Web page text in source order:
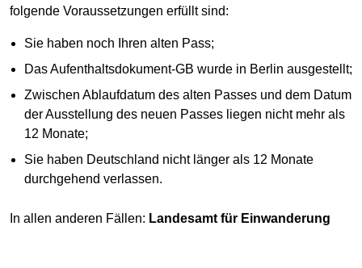
folgende Voraussetzungen erfüllt sind:
Sie haben noch Ihren alten Pass;
Das Aufenthaltsdokument-GB wurde in Berlin ausgestellt;
Zwischen Ablaufdatum des alten Passes und dem Datum
der Ausstellung des neuen Passes liegen nicht mehr als
12 Monate;
Sie haben Deutschland nicht länger als 12 Monate
durchgehend verlassen.
In allen anderen Fällen: Landesamt für Einwanderung